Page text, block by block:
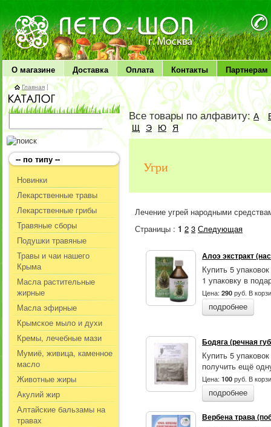
ЛЕТО чудо здоровья
О магазине Доставка Оплата Контакты Партнерам
Главная |
-- по типу --
Новинки
Лекарственные травы
Лекарственные грибы
Травяные сборы
Подушки травяные
Травы и чаи нашего
Крыма
Масла растительные
жирные
Масла эфирные
Крымское мыло и духи
Кремы, лечебные мази
Мумиё, живица, каменное
масло
Животные жиры
Акулий жир
Алтайские бальзамы на
травах
Все товары по алфавиту:А
Щ Э Ю Я
Угри
Лечение угрей народными
Страницы : 1 2 3 Следующая
Алоэ экстракт
Купить 5
1 упаковку в
Цена:290 руб. В
подробнее
Бодяга (речная
Купить 5
получить ещё
Цена:100 руб. В
подробнее
Вербена трава